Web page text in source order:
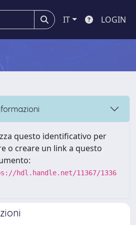
IT LOGIN
questo identificativo per
o creare un link a questo
hdl.handle.net/11367/1336